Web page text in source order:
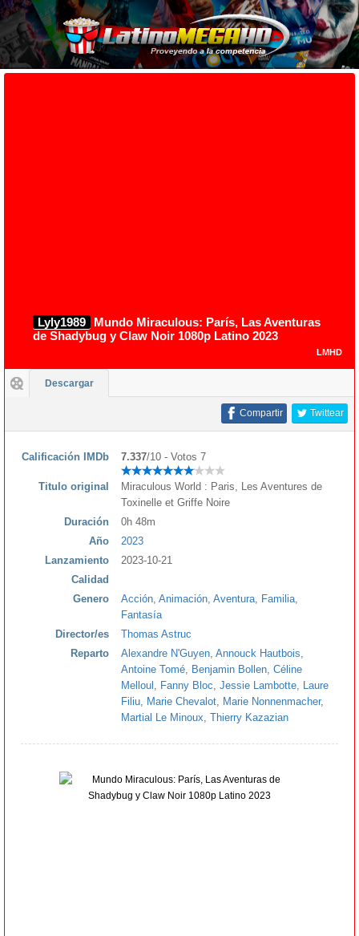
Lyly1989
Mundo Miraculous: París, Las Aventuras
de Shadybug y Claw Noir 1080p Latino 2023
LMHD
Descargar
Twittear
Compartir
Calificación IMDb 7.337/10 - Votos 7
Titulo original
Miraculous World : Paris, Les Aventures de
Toxinelle et Griffe Noire
Duración
0h 48m
Año
2023
Lanzamiento
2023-10-21
Calidad
Genero
Acción Animación Aventura Familia
Fantasía
Director/es
Thomas Astruc
Reparto
Alexandre N'Guyen Annouck Hautbois
Antoine Tomé
Benjamin Bollen Céline
Melloul
Fanny Bloc Jessie Lambotte
Laure
Filiu
Marie Chevalot Marie Nonnenmacher,
Martial Le Minoux Thierry Kazazian